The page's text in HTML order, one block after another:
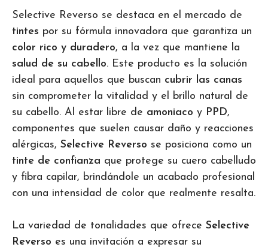
Selective Reverso se destaca en el mercado de
tintes por su fórmula innovadora que garantiza un
color rico y duradero, a la vez que mantiene la
salud de su cabello. Este producto es la solución
ideal para aquellos que buscan cubrir las canas
sin comprometer la vitalidad y el brillo natural de
su cabello. Al estar libre de amoniaco y PPD,
componentes que suelen causar daño y reacciones
alérgicas, Selective Reverso se posiciona como un
tinte de confianza que protege su cuero cabelludo
y fibra capilar, brindándole un acabado profesional
con una intensidad de color que realmente resalta.
La variedad de tonalidades que ofrece Selective
Reverso es una invitación a expresar su